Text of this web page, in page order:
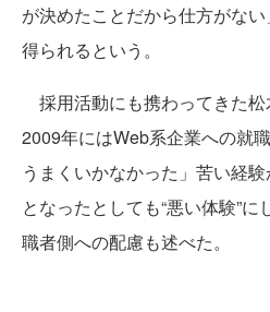
が決めたことだから仕方がな
得られるという。
採用活動にも携わってきた
2009年にはWeb系企業への就
うまくいかなかった」苦い経
となったとしても“悪い体験”
職者側への配慮も述べた。